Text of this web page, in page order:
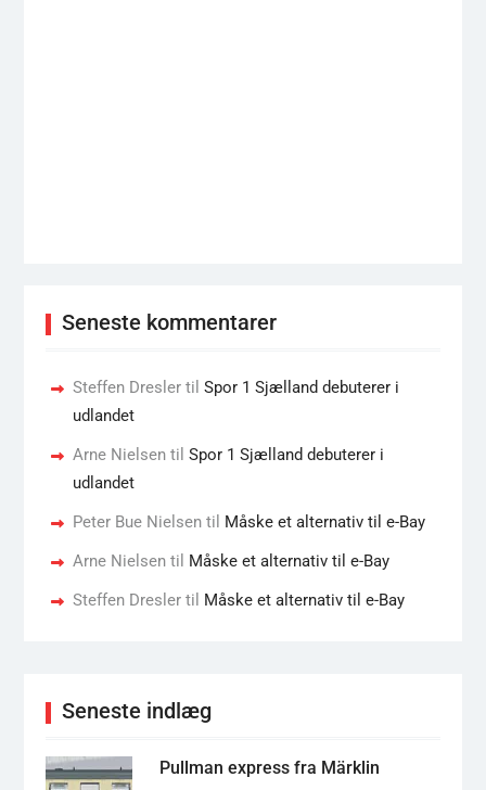
Seneste kommentarer
Steffen Dreslertil Spor 1 Sjælland debuterer i
udlandet
Arne Nielsentil Spor 1 Sjælland debuterer i
udlandet
Peter Bue Nielsentil Måske et alternativ til e-Bay
Arne Nielsentil Måske et alternativ til e-Bay
Steffen Dreslertil Måske et alternativ til e-Bay
Seneste indlæg
Pullman express fra Märklin